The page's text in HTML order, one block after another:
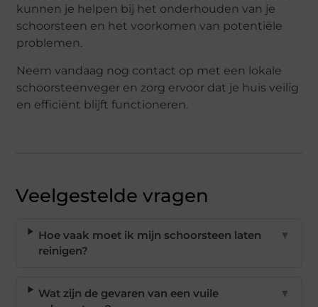
kunnen je helpen bij het onderhouden van je
schoorsteen en het voorkomen van potentiële
problemen.
Neem vandaag nog contact op met een lokale
schoorsteenveger en zorg ervoor dat je huis veilig
en efficiënt blijft functioneren.
Veelgestelde vragen
Hoe vaak moet ik mijn schoorsteen laten
reinigen?
▼
Wat zijn de gevaren van een vuile
▼